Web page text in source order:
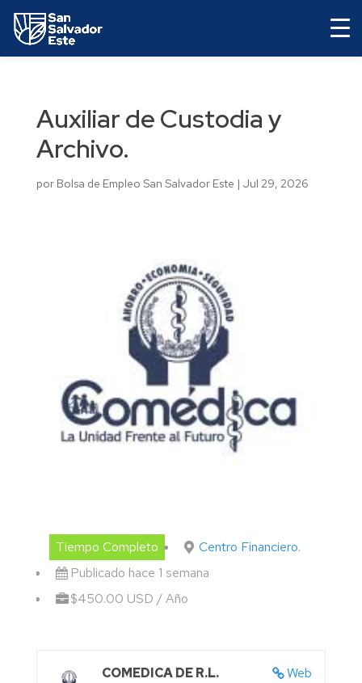
Auxiliar de Custodia y
Archivo.
por Bolsa de Empleo San Salvador Este | Jul 29, 2026
Tiempo Completo
Centro Financiero.
Publicado hace 1 semana
$450.00 USD / Año
Web
COMEDICA DE R.L.